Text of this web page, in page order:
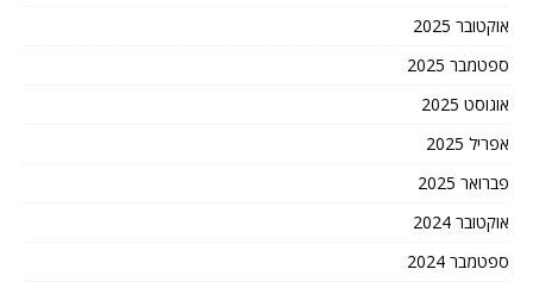
אוקטובר 2025
ספטמבר 2025
אוגוסט 2025
אפריל 2025
פברואר 2025
אוקטובר 2024
ספטמבר 2024